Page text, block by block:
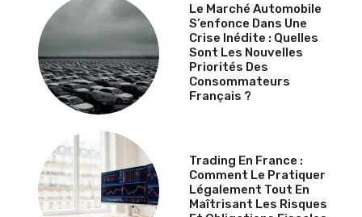
Le Marché Automobile
S’enfonce Dans Une
Crise Inédite : Quelles
Sont Les Nouvelles
Priorités Des
Consommateurs
Français ?
Trading En France :
Comment Le Pratiquer
Légalement Tout En
Maîtrisant Les Risques